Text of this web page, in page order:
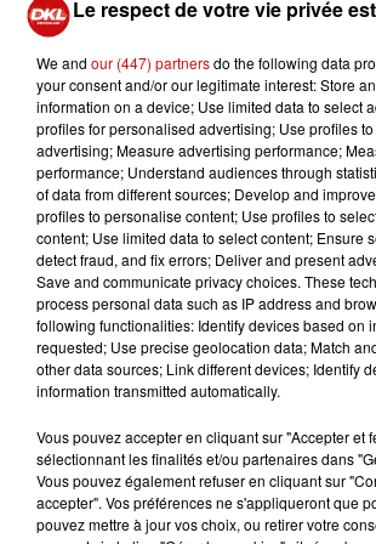
portes du
un moment unique.
Rendez-vous à ne pas manquer pour
rencontrer les prestataires du secteur
Salon du Mariage de Colmar et ses 450
spécialisés (issus de 30 métiers
que vous pour faire découvrir tous
Ajouter à votre calendrier
Date
du15 janvier 2023
au15 janvier 2023
Le respect de votre vie privée
We and our (447) partnersdo the following data
your consent and/or our legitimate interest: Store
information on a device; Use limited data to select
profiles for personalised advertising; Use profiles
advertising; Measure advertising performance;
performance; Understand audiences through
of data from different sources; Develop and
profiles to personalise content; Use profiles to
content; Use limited data to select content; Ensure
detect fraud, and fix errors; Deliver and present
Save and communicate privacy choices. These
process personal data such as IP address and
following functionalities: Identify devices based on
requested; Use precise geolocation data; Match
other data sources; Link different devices; Identify
information transmitted automatically.
Vous pouvez accepter en cliquant sur "Accepter et
sélectionnant les finalités et/ou partenaires dans
Vous pouvez également refuser en cliquant sur
accepter". Vos préférences ne s'appliqueront que
pouvez mettre à jour vos choix, ou retirer votre